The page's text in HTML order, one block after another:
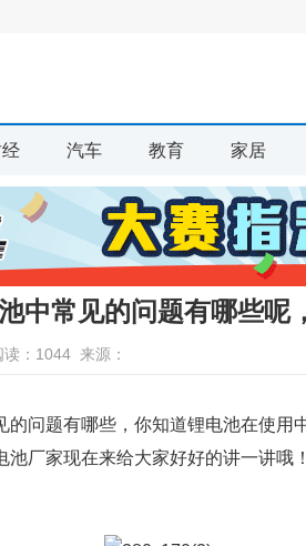
汽车 教育 家居
中常见的问题有哪些呢
读：1044 来源：
的问题有哪些，你知道锂电池在使用
池厂家现在来给大家好好的讲一讲哦！